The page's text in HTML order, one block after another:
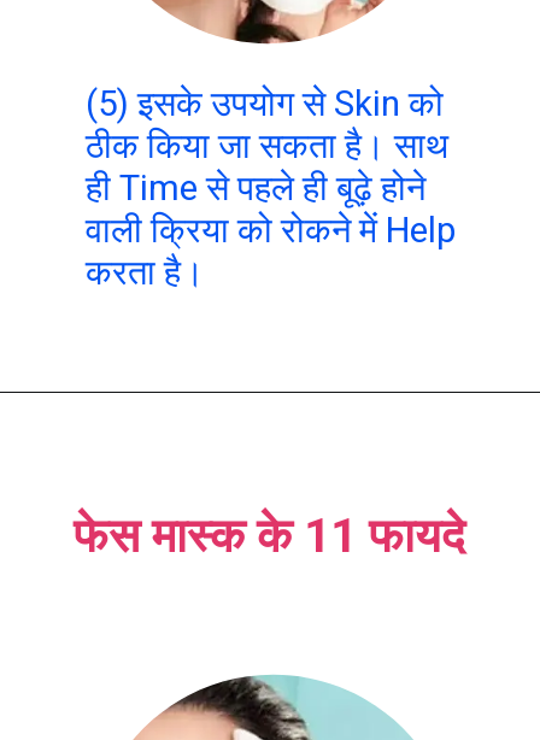
(5) इसके उपयोग से Skin को
ठीक किया जा सकता है। साथ
ही Time से पहले ही बूढ़े होने
वाली क्रिया को रोकने में Help
करता है।
फेस मास्क के 11 फायदे